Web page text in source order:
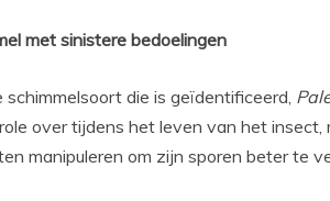
met sinistere bedoelingen
schimmelsoort die is geïdentificeerd,
over tijdens het leven van het
manipuleren om zijn sporen beter te